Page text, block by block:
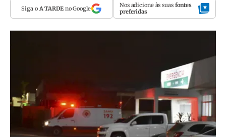
Siga o A TARDEno Google Nos adicione às suas fontes
preferidas